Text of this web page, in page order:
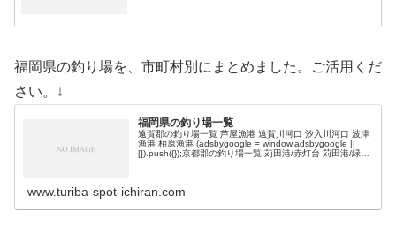
福岡県の釣り場を、市町村別にまとめました。ご活用くだ
さい。↓
福岡県の釣り場一覧
遠賀郡の釣り場一覧 芦屋漁港 遠賀川河口 汐入川河口 波津
漁港 柏原漁港 (adsbygoogle = window.adsbygoogle ||
[]).push({});京都郡の釣り場一覧 苅田港/赤灯台 苅田港/緑地
www.turiba-spot-ichiran.com